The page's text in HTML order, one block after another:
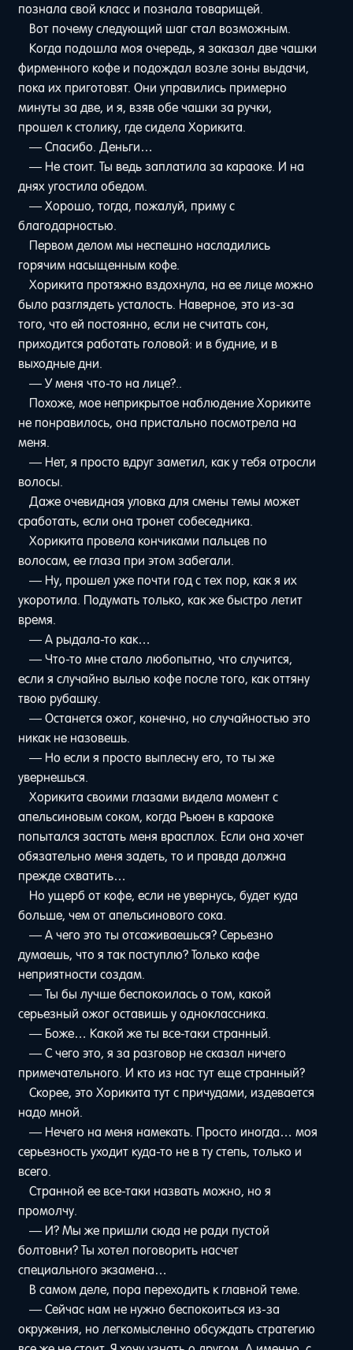
познала свой класс и познала товарищей.
Вот почему следующий шаг стал возможным.
Когда подошла моя очередь, я заказал две чашки
фирменного кофе и подождал возле зоны выдачи,
пока их приготовят. Они управились примерно
минуты за две, и я, взяв обе чашки за ручки,
прошел к столику, где сидела Хорикита.
— Спасибо. Деньги…
— Не стоит. Ты ведь заплатила за караоке. И на
днях угостила обедом.
— Хорошо, тогда, пожалуй, приму с
благодарностью.
Первом делом мы неспешно насладились
горячим насыщенным кофе.
Хорикита протяжно вздохнула, на ее лице можно
было разглядеть усталость. Наверное, это из-за
того, что ей постоянно, если не считать сон,
приходится работать головой: и в будние, и в
выходные дни.
— У меня что-то на лице?..
Похоже, мое неприкрытое наблюдение Хориките
не понравилось, она пристально посмотрела на
меня.
— Нет, я просто вдруг заметил, как у тебя отросли
волосы.
Даже очевидная уловка для смены темы может
сработать, если она тронет собеседника.
Хорикита провела кончиками пальцев по
волосам, ее глаза при этом забегали.
— Ну, прошел уже почти год с тех пор, как я их
укоротила. Подумать только, как же быстро летит
время.
— А рыдала-то как…
— Что-то мне стало любопытно, что случится,
если я случайно вылью кофе после того, как оттяну
твою рубашку.
— Останется ожог, конечно, но случайностью это
никак не назовешь.
— Но если я просто выплесну его, то ты же
увернешься.
Хорикита своими глазами видела момент с
апельсиновым соком, когда Рьюен в караоке
попытался застать меня врасплох. Если она хочет
обязательно меня задеть, то и правда должна
прежде схватить…
Но ущерб от кофе, если не увернусь, будет куда
больше, чем от апельсинового сока.
— А чего это ты отсаживаешься? Серьезно
думаешь, что я так поступлю? Только кафе
неприятности создам.
— Ты бы лучше беспокоилась о том, какой
серьезный ожог оставишь у одноклассника.
— Боже… Какой же ты все-таки странный.
— С чего это, я за разговор не сказал ничего
примечательного. И кто из нас тут еще странный?
Скорее, это Хорикита тут с причудами, издевается
надо мной.
— Нечего на меня намекать. Просто иногда… моя
серьезность уходит куда-то не в ту степь, только и
всего.
Странной ее все-таки назвать можно, но я
промолчу.
— И? Мы же пришли сюда не ради пустой
болтовни? Ты хотел поговорить насчет
специального экзамена…
В самом деле, пора переходить к главной теме.
— Сейчас нам не нужно беспокоиться из-за
окружения, но легкомысленно обсуждать стратегию